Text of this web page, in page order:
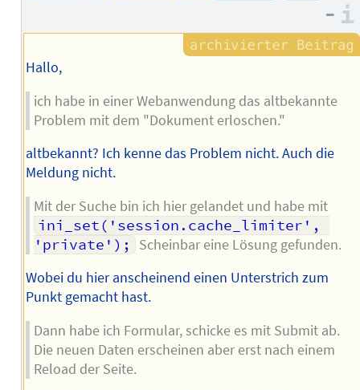
–
Hallo,
ich habe in einer Webanwendung das altbekannte
Problem mit dem "Dokument erloschen."
altbekannt? Ich kenne das Problem nicht. Auch die
Meldung nicht.
Mit der Suche bin ich hier gelandet und habe mit
ini_set('session.cache_limiter',
'private');
Scheinbar eine Lösung gefunden.
Wobei du hier anscheinend einen Unterstrich zum
Punkt gemacht hast.
Dann habe ich Formular, schicke es mit Submit ab.
Die neuen Daten erscheinen aber erst nach einem
Reload der Seite.